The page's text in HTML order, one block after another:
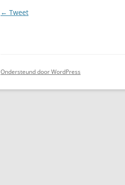
Berichtnavigatie
← Tweet
Ondersteund door WordPress